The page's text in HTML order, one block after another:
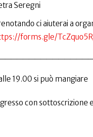
Seregni
ci aiuterai a
forms.gle/
19.00 si può mangiare
con sottoscrizione